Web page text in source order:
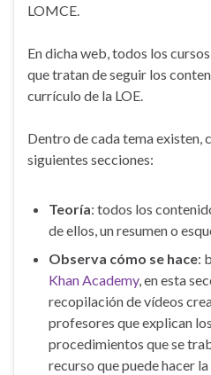
LOMCE.
En dicha web, todos los
que tratan de seguir los
currículo de la LOE.
Dentro de cada tema existen,
siguientes secciones:
Teoría: todos los
de ellos, un resumen o
Observa cómo se hace:
Khan Academy, en esta
recopilación de vídeos
profesores que explican
procedimientos que se
recurso que puede hacer